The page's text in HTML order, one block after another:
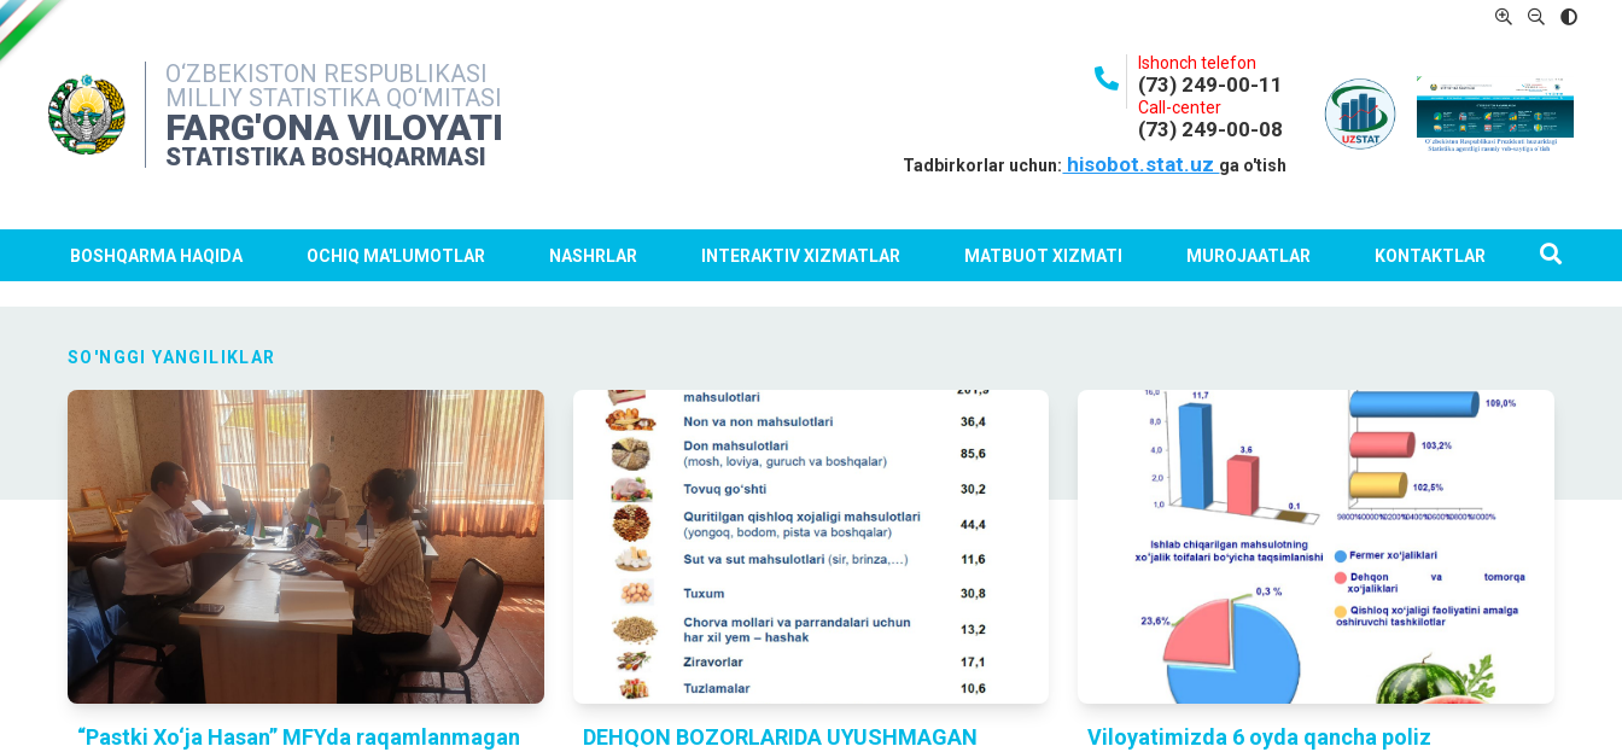
O‘ZBEKISTON RESPUBLIKASI
MILLIY STATISTIKA QO‘MITASI
FARG'ONA VILOYATI
STATISTIKA BOSHQARMASI
Ishonch telefon
(73) 249-00-11
Call-center
(73) 249-00-08
Tadbirkorlar uchun: hisobot.stat.uz ga o'tish
BOSHQARMA HAQIDA OCHIQ MA'LUMOTLAR NASHRLAR INTERAKTIV XIZMATLAR MATBUOT XIZMATI MUROJAATLAR KONTAKTLAR
SO'NGGI YANGILIKLAR
“Pastki Xo‘ja Hasan” MFYda raqamlanmagan
DEHQON BOZORLARIDA UYUSHMAGAN
Viloyatimizda 6 oyda qancha poliz